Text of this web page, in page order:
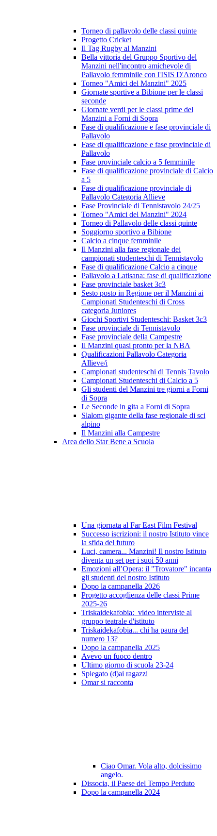
Torneo di pallavolo delle classi quinte
Progetto Cricket
Il Tag Rugby al Manzini
Bella vittoria del Gruppo Sportivo del
Manzini nell'incontro amichevole di
Pallavolo femminile con l'ISIS D'Aronco
Torneo "Amici del Manzini" 2025
Giornate sportive a Bibione per le classi
seconde
Giornate verdi per le classi prime del
Manzini a Forni di Sopra
Fase di qualificazione e fase provinciale di
Pallavolo
Fase di qualificazione e fase provinciale di
Pallavolo
Fase provinciale calcio a 5 femminile
Fase di qualificazione provinciale di Calcio
a 5
Fase di qualificazione provinciale di
Pallavolo Categoria Allieve
Fase Provinciale di Tennistavolo 24/25
Torneo "Amici del Manzini" 2024
Torneo di Pallavolo delle classi quinte
Soggiorno sportivo a Bibione
Calcio a cinque femminile
Il Manzini alla fase regionale dei
campionati studenteschi di Tennistavolo
Fase di qualificazione Calcio a cinque
Pallavolo a Latisana: fase di qualificazione
Fase provinciale basket 3c3
Sesto posto in Regione per il Manzini ai
Campionati Studenteschi di Cross
categoria Juniores
Giochi Sportivi Studenteschi: Basket 3c3
Fase provinciale di Tennistavolo
Fase provinciale della Campestre
Il Manzini quasi pronto per la NBA
Qualificazioni Pallavolo Categoria
Allieve/i
Campionati studenteschi di Tennis Tavolo
Campionati Studenteschi di Calcio a 5
Gli studenti del Manzini tre giorni a Forni
di Sopra
Le Seconde in gita a Forni di Sopra
Slalom gigante della fase regionale di sci
alpino
Il Manzini alla Campestre
Area dello Star Bene a Scuola
Una giornata al Far East Film Festival
Successo iscrizioni: il nostro Istituto vince
la sfida del futuro
Luci, camera... Manzini! Il nostro Istituto
diventa un set per i suoi 50 anni
Emozioni all’Opera: il "Trovatore" incanta
gli studenti del nostro Istituto
Dopo la campanella 2026
Progetto accoglienza delle classi Prime
2025-26
Triskaidekafobia: video interviste al
gruppo teatrale d'istituto
Triskaidekafobia... chi ha paura del
numero 13?
Dopo la campanella 2025
Avevo un fuoco dentro
Ultimo giorno di scuola 23-24
Spiegato (d)ai ragazzi
Omar si racconta
Ciao Omar. Vola alto, dolcissimo
angelo.
Dissocia, il Paese del Tempo Perduto
Dopo la campanella 2024